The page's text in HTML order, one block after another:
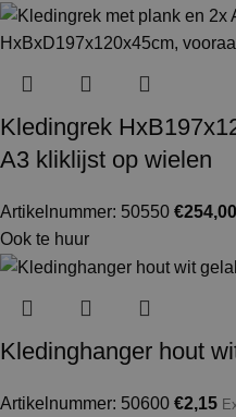
Kledingrek
A3 kliklijst op wielen
Artikelnummer: 50550 €254,00
Ook te huur
Kledinghanger hout
Artikelnummer: 50600 €2,15